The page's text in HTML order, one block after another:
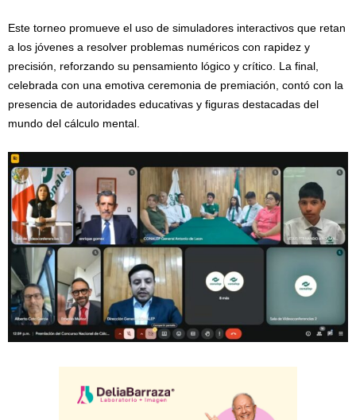
Este torneo promueve el uso de simuladores interactivos que retan
a los jóvenes a resolver problemas numéricos con rapidez y
precisión, reforzando su pensamiento lógico y crítico. La final,
celebrada con una emotiva ceremonia de premiación, contó con la
presencia de autoridades educativas y figuras destacadas del
mundo del cálculo mental.